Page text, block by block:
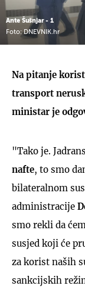
Ante Šušnjar - 1
Foto: DNEVNIK.hr
Na pitanje
transport
ministar je
"Tako je.
nafte, to smo
bilateralnom
administracije
smo rekli da
susjed koji će
za korist naših
sankcijskih